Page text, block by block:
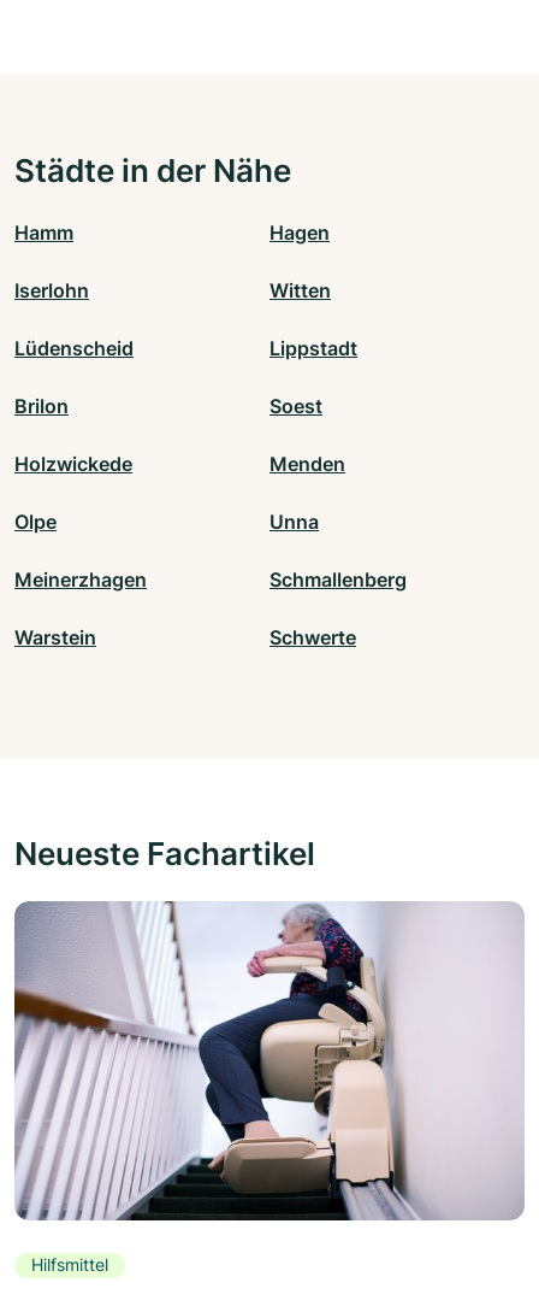
Städte in der Nähe
Hamm Hagen
Iserlohn Witten
Lüdenscheid Lippstadt
Brilon Soest
Holzwickede Menden
Olpe Unna
Meinerzhagen Schmallenberg
Warstein Schwerte
Neueste Fachartikel
Hilfsmittel